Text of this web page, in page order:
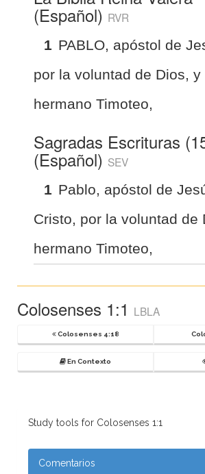
(Español) RVR
1 PABLO, apóstol de
por la voluntad de Dios, y
hermano Timoteo,
Sagradas Escrituras
(Español) SEV
1 Pablo, apóstol de
Cristo, por la voluntad de
hermano Timoteo,
Colosenses 1:1 LBLA
Colosenses 4:18
En Contexto
Study tools for Colosenses 1:1
Comentarios